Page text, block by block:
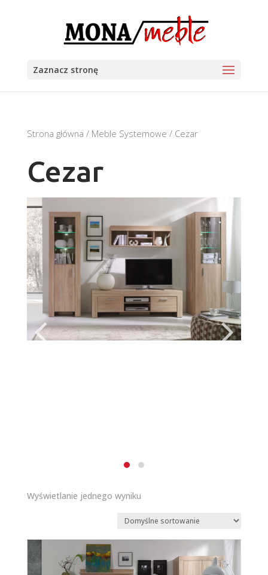
Zaznacz stronę
Strona główna / Meble Systemowe / Cezar
Cezar
Wyświetlanie jednego wyniku